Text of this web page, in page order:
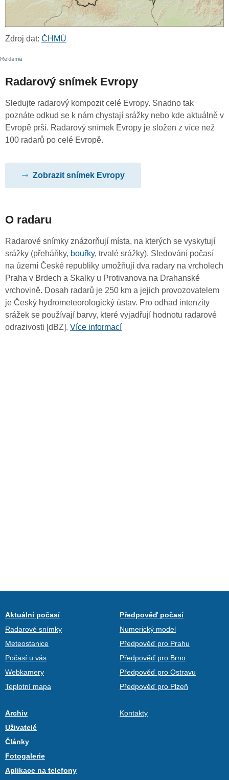
Zdroj dat: ČHMÚ
Radarový snímek Evropy
Sledujte radarový kompozit celé Evropy. Snadno tak
poznáte odkud se k nám chystají srážky nebo kde aktuálně v
Evropě prší. Radarový snímek Evropy je složen z více než
100 radarů po celé Evropě.
Zobrazit snímek Evropy
O radaru
Radarové snímky znázorňují místa, na kterých se vyskytují
srážky (přeháňky, bouřky, trvalé srážky). Sledování počasí
na území České republiky umožňují dva radary na vrcholech
Praha v Brdech a Skalky u Protivanova na Drahanské
vrchovině. Dosah radarů je 250 km a jejich provozovatelem
je Český hydrometeorologický ústav. Pro odhad intenzity
srážek se používají barvy, které vyjadřují hodnotu radarové
odrazivosti [dBZ]. Více informací
Aktuální počasí
Radarové snímky
Meteostanice
Počasí u vás
Webkamery
Teplotní mapa
Předpověď počasí
Numerický model
Předpověď pro Prahu
Předpověď pro Brno
Předpověď pro Ostravu
Předpověď pro Plzeň
Archiv
Uživatelé
Články
Fotogalerie
Aplikace na telefony
Kontakty